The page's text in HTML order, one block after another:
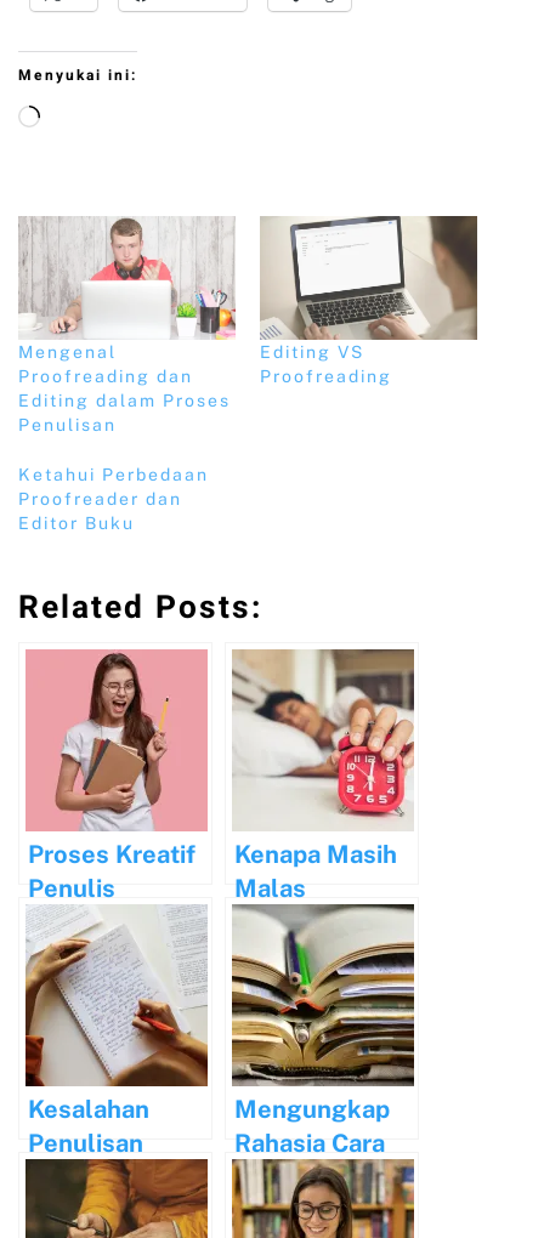
Menyukai ini:
Mengenal
Proofreading dan
Editing dalam Proses
Penulisan
Editing VS
Proofreading
Ketahui Perbedaan
Proofreader dan
Editor Buku
Related Posts:
Proses Kreatif
Penulis
Terkenal:
Rahasia
Kesuksesan
Mereka
Kenapa Masih
Malas
Menulis?
Kesalahan
Penulisan
Tanda Titik
dalam Bahasa
Mengungkap
Rahasia Cara
Menulis dan
Menerbitkan